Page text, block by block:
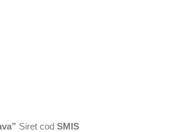
Siret cod SMIS